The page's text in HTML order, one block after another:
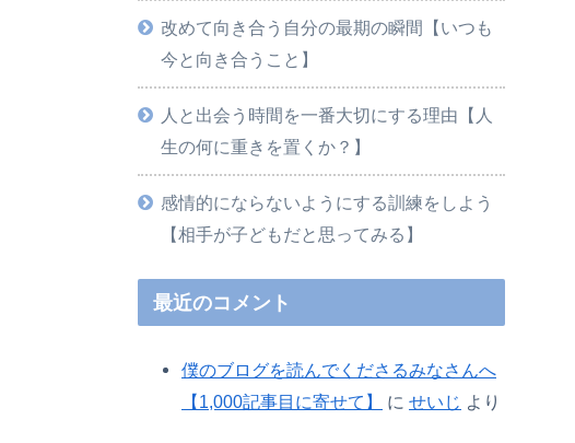
改めて向き合う自分の最期の瞬間【いつも
今と向き合うこと】
人と出会う時間を一番大切にする理由【人
生の何に重きを置くか？】
感情的にならないようにする訓練をしよう
【相手が子どもだと思ってみる】
最近のコメント
僕のブログを読んでくださるみなさんへ
【1,000記事目に寄せて】
に せいじ より